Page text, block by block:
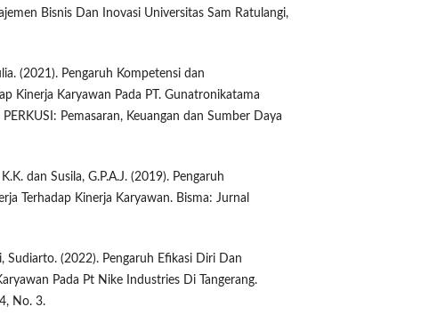
Bisnis Dan Inovasi Universitas Sam Ratulangi,
(2021). Pengaruh Kompetensi dan
Kinerja Karyawan Pada PT. Gunatronikatama
Pemasaran, Keuangan dan Sumber Daya
dan Susila, G.P.A.J. (2019). Pengaruh
Terhadap Kinerja Karyawan. Bisma: Jurnal
Sudiarto. (2022). Pengaruh Efikasi Diri Dan
Pada Pt Nike Industries Di Tangerang.
No. 3.